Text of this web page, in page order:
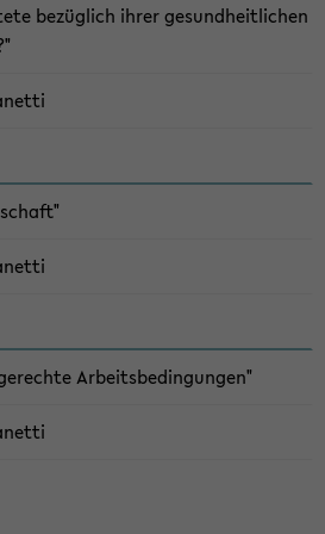
be­züg­lich ihrer ge­sund­heit­li­chen
Ar­beits­be­din­gun­gen"